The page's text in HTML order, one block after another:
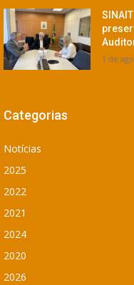
1 de
Categorias
Notícias
2025
2022
2021
2024
2020
2026